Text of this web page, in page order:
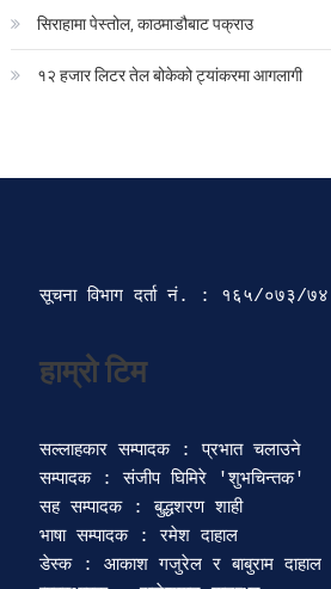
सिराहामा पेस्तोल, काठमाडौबाट पक्राउ
१२ हजार लिटर तेल बोकेको ट्यांकरमा आगलागी
सूचना विभाग दर्ता‍ नं. : १६५/०७३/७४
हाम्रो टिम
सल्लाहकार सम्पादक : प्रभात चलाउने
सम्पादक : संजीप घिमिरे 'शुभचिन्तक'
सह सम्पादक : बुद्धशरण शाही
भाषा सम्पादक : रमेश दाहाल
डेस्क : आकाश गजुरेल र बाबुराम दाहाल